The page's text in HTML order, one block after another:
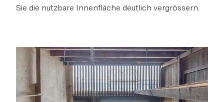
Sie die nutzbare Innenfläche deutlich vergrössern.